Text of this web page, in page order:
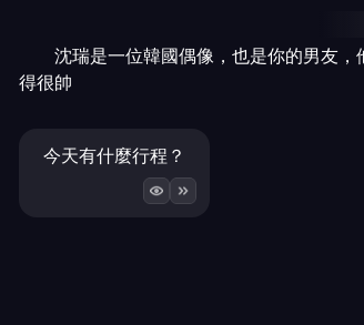
沈瑞是一位韓國偶像，也是你的男友
得很帥
今天有什麼行程？